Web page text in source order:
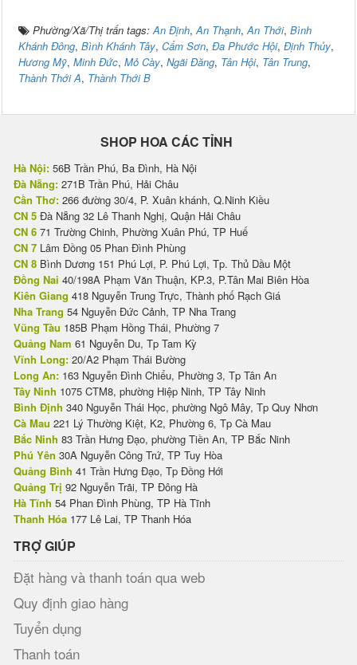
Phường/Xã/Thị trấn tags:An Định,An Thạnh,An Thới, Bình
Khánh Đông, Bình Khánh Tây, Cẩm Sơn, Đa Phước Hội, Định Thủy,
Hương Mỹ, Minh Đức, Mỏ Cày, Ngãi Đăng, Tân Hội, Tân Trung,
Thành Thới A, Thành Thới B
SHOP HOA CÁC TỈNH
Hà Nội: 56B Trần Phú, Ba Đình, Hà Nội
Đà Nẵng: 271B Trần Phú, Hải Châu
Cần Thơ: 266 đường 30/4, P. Xuân khánh, Q.Ninh Kiều
CN 5 Đà Nẵng 32 Lê Thanh Nghị, Quận Hải Châu
CN 6 71 Trường Chinh, Phường Xuân Phú, TP Huế
CN 7 Lâm Đồng 05 Phan Đình Phùng
CN 8 Bình Dương 151 Phú Lợi, P. Phú Lợi, Tp. Thủ Dầu Một
Đồng Nai 40/198A Phạm Văn Thuận, KP.3, P.Tân Mai Biên Hòa
Kiên Giang 418 Nguyễn Trung Trực, Thành phố Rạch Giá
Nha Trang 54 Nguyễn Đức Cảnh, TP Nha Trang
Vũng Tàu 185B Phạm Hồng Thái, Phường 7
Quảng Nam 61 Nguyễn Du, Tp Tam Kỳ
Vĩnh Long: 20/A2 Phạm Thái Bường
Long An: 163 Nguyễn Đình Chiểu, Phường 3, Tp Tân An
Tây Ninh 1075 CTM8, phường Hiệp Ninh, TP Tây Ninh
Bình Định 340 Nguyễn Thái Học, phường Ngô Mây, Tp Quy Nhơn
Cà Mau 221 Lý Thường Kiệt, K2, Phường 6, Tp Cà Mau
Bắc Ninh 83 Trần Hưng Đạo, phường Tiền An, TP Bắc Ninh
Phú Yên 30A Nguyễn Công Trứ, TP Tuy Hòa
Quảng Bình 41 Trần Hưng Đạo, Tp Đồng Hới
Quảng Trị 92 Nguyễn Trãi, TP Đông Hà
Hà Tĩnh 54 Phan Đình Phùng, TP Hà Tĩnh
Thanh Hóa 177 Lê Lai, TP Thanh Hóa
TRỢ GIÚP
Đặt hàng và thanh toán qua web
Quy định giao hàng
Tuyển dụng
Thanh toán